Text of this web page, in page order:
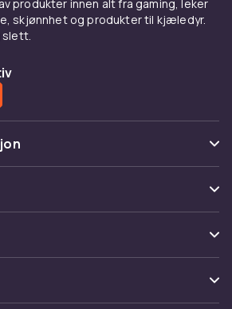
produkter innen alt fra gaming, leker
skjønnhet og produkter til kjæledyr.
slett.